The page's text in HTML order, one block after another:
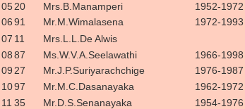
0520 Mrs.B.Manamperi 1952-1972
0691 Mr.M.Wimalasena 1972-1993
07 11 Mrs.L.L.De Alwis
0887 Ms.W.V.A.Seelawathi 1966-1998
09 27 Mr.J.P.Suriyarachchige 1976-1987
1097 Mr.M.C.Dasanayaka 1962-1972
11 35 Mr.D.S.Senanayaka 1954-1976